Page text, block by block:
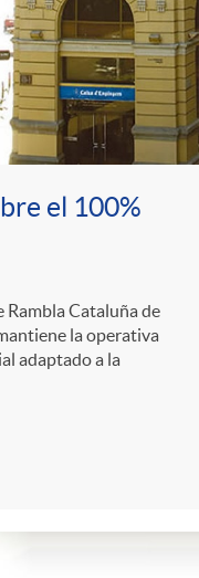
el 100%
Rambla Cataluña de
la operativa
adaptado a la